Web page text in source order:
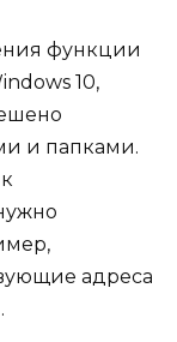
функции
10,
и папками.
адреса